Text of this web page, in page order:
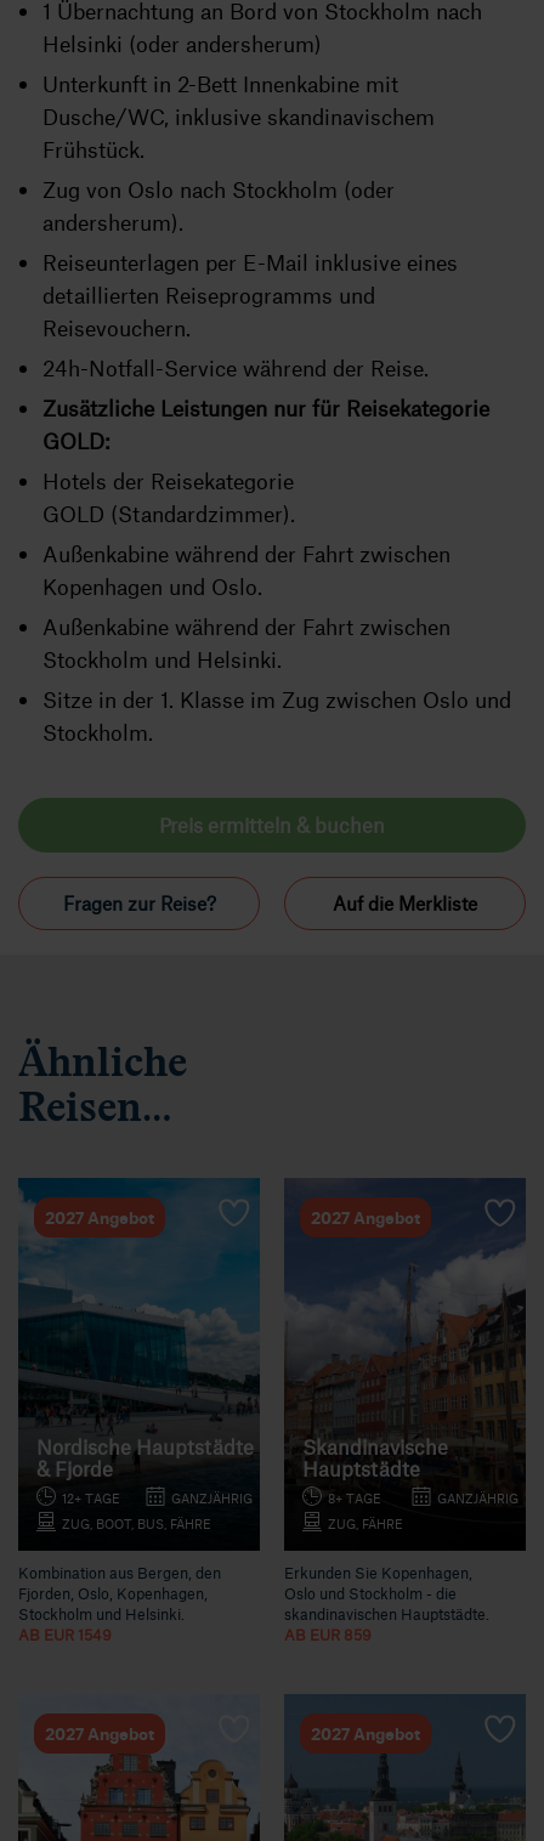
1 Übernachtung an Bord von Stockholm nach
Helsinki (oder andersherum)
Unterkunft in 2-Bett Innenkabine mit
Dusche/WC, inklusive skandinavischem
Frühstück.
Zug von Oslo nach Stockholm (oder
andersherum).
Reiseunterlagen per E-Mail inklusive eines
detaillierten Reiseprogramms und
Reisevouchern.
24h-Notfall-Service während der Reise.
Zusätzliche Leistungen nur für Reisekategorie
GOLD:
Hotels der Reisekategorie
GOLD (Standardzimmer).
Außenkabine während der Fahrt zwischen
Kopenhagen und Oslo.
Außenkabine während der Fahrt zwischen
Stockholm und Helsinki.
Sitze in der 1. Klasse im Zug zwischen Oslo und
Stockholm.
Preis ermitteln & buchen
Fragen zur Reise? Auf die Merkliste
Ähnliche
Reisen…
2027 Angebot
Nordische Hauptstädte
& Fjorde
12+ TAGE
GANZJÄHRIG
ZUG, BOOT, BUS, FÄHRE
Kombination aus Bergen, den
Fjorden, Oslo, Kopenhagen,
Stockholm und Helsinki.
AB EUR 1549
2027 Angebot
Skandinavische
Hauptstädte
8+ TAGE
GANZJÄHRIG
ZUG, FÄHRE
Erkunden Sie Kopenhagen,
Oslo und Stockholm - die
skandinavischen Hauptstädte.
AB EUR 859
2027 Angebot 2027 Angebot